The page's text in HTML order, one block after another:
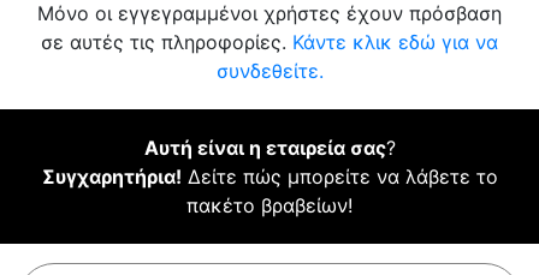
Μόνο οι εγγεγραμμένοι χρήστες έχουν πρόσβαση
σε αυτές τις πληροφορίες. Κάντε κλικ εδώ για να
συνδεθείτε.
Αυτή είναι η εταιρεία σας?
Συγχαρητήρια! Δείτε πώς μπορείτε να λάβετε το
πακέτο βραβείων!